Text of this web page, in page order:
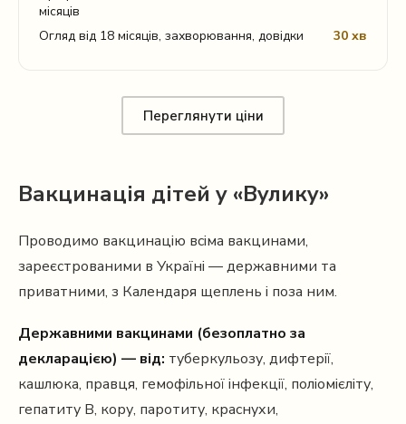
місяців
Огляд від 18 місяців, захворювання, довідки 30 хв
Переглянути ціни
Вакцинація дітей у «Вулику»
Проводимо вакцинацію всіма вакцинами,
зареєстрованими в Україні — державними та
приватними, з Календаря щеплень і поза ним.
Державними вакцинами (безоплатно за
декларацією) — від: туберкульозу, дифтерії,
кашлюка, правця, гемофільної інфекції, поліомієліту,
гепатиту В, кору, паротиту, краснухи,